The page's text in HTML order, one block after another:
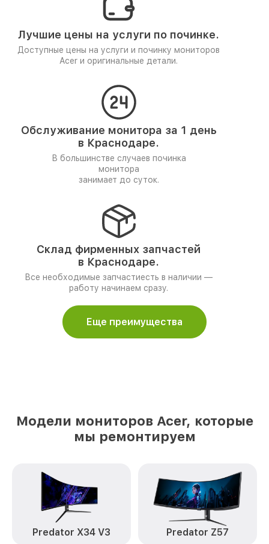
Лучшие цены на услуги по починке.
Доступные цены на услуги и починку мониторов
Acer и оригинальные детали.
Обслуживание монитора за 1 день
в Краснодаре.
В большинстве случаев починка
монитора
занимает до суток.
Склад фирменных запчастей
в Краснодаре.
Все необходимые запчастиесть в наличии —
работу начинаем сразу.
Еще преимущества
Модели мониторов Acer, которые
мы ремонтируем
Predator X34 V3 Predator Z57